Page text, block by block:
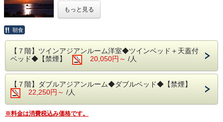
・夕食 17:30～21:00（最終入場 20:00）
◆大浴場
良質な熱海温泉を是非ご堪能くださいませ。
源泉かけ流しの露天風呂は、湯船に浸かれば至福のひと時に
なること間違いなしです。
・15:00～24:00（最終入場 23:30）
・ 6:00～10:30（最終入場 10:00）
◆エステ・岩盤浴・貸切露天風呂
事前予約制でございます。
詳細につきましては＜0557-82-8111＞までお問い合わせく
◆お食事
をお楽しみください。
＊炙って召し上がる干物や自身で作る海鮮丼をご用意してい
ます。
＊内容・品数は時期によって異なる場合がございます。
・朝食 7:00～ 9:30（最終入場 9:00）
◆大浴場
良質な熱海温泉を是非ご堪能くださいませ。
熱海港から30分！
南国の花が咲く「初島」にクルーズ船でプチ船旅のできるプ
＊R-Asia・島の湯・サルトビ・VOUTANから2施設をご利用
いただけます。
＊小学生未満の方のご追加分は、現地精算となります。
＊天候・波の状況により運行状況（欠航）が変わる場合があ
ります。
もっと見る
朝食
【７階】ツインアジアンルーム洋室◆ツインベッド＋天蓋付
ベッド◆【禁煙】
20,050円～ /人
【７階】ダブルアジアンルーム◆ダブルベッド◆【禁煙】
22,250円～ /人
※料金は消費税込み価格です。